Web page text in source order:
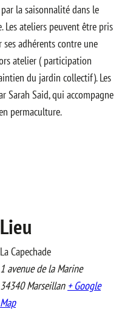
la saisonnalité dans le
Les ateliers peuvent être pris
ses adhérents contre une
atelier ( participation
du jardin collectif). Les
Sarah Said, qui accompagne
permaculture.
Lieu
La Capechade
1 avenue de la Marine
34340 Marseillan + Google
Map